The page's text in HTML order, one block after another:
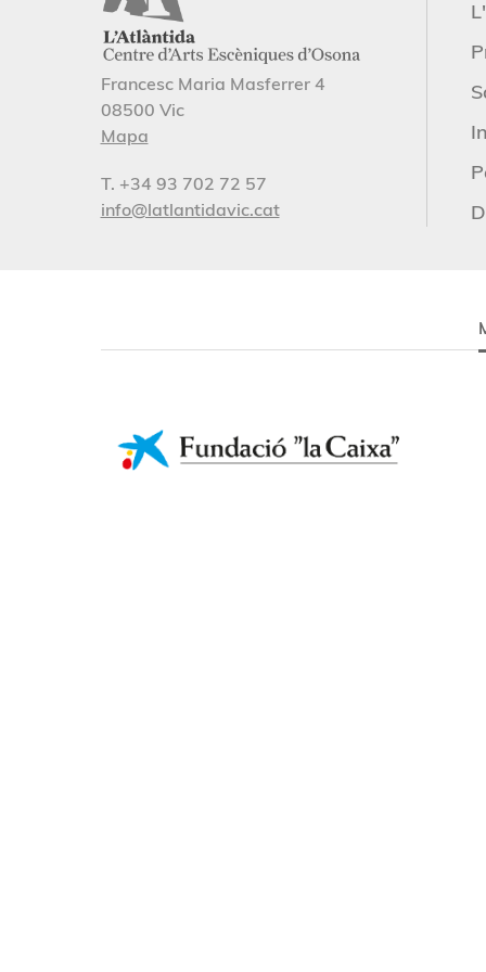
Francesc Maria Masferrer 4
08500 Vic
Mapa
T. +34 93 702 72 57
info@latlantidavic.cat